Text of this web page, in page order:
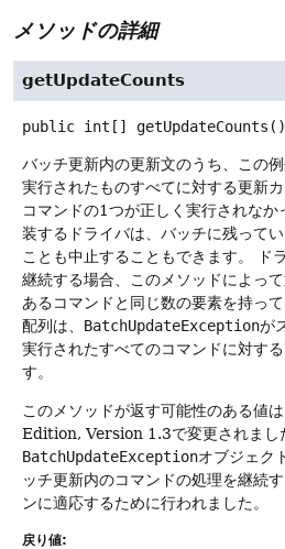
メソッドの詳細
getUpdateCounts
public int[] getUpdateCounts ()
バッチ更新内の更新文のうち、この
実行されたものすべてに対する更新
コマンドの1つが正しく実行されな
装するドライバは、バッチに残って
ことも中止することもできます。
ド
継続する場合、このメソッドによっ
あるコマンドと同じ数の要素を持っ
配列は、 BatchUpdateExceptionが
実行されたすべてのコマンドに対す
す。
このメソッドが返す可能性のある値
Edition, Version 1.3で変更されまし
BatchUpdateExceptionオブジェク
ッチ更新内のコマンドの処理を継続
ンに適応するために行われました。
戻り値: